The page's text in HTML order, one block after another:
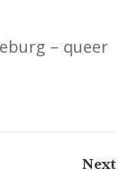
– queer
Next